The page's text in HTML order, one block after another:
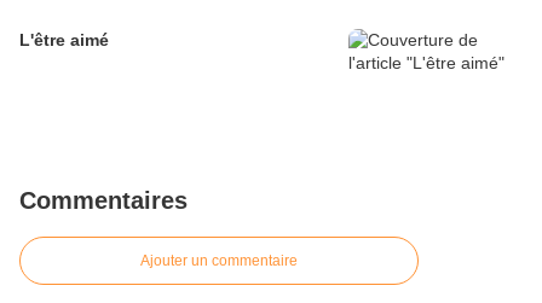
L'être aimé
Commentaires
Ajouter un commentaire